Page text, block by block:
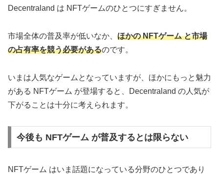
Decentraland は NFTゲームのひとつにすぎません。
市場全体の普及率が低いなか、 ほかの NFTゲーム と市場
の占有率を競う必要があるのです。
いまは人気なゲームとなっていますが、ほかにもっと魅力
がある NFTゲーム が登場すると、Decentraland の人気が
下がることは十分に考えられます。
今後も NFTゲーム が普及するとは限らない
NFTゲーム はいま話題になっている分野のひとつであり